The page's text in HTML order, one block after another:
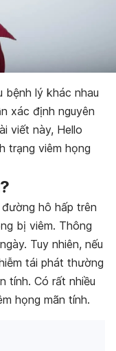
bệnh lý khác nhau
xác định nguyên
viết này, Hello
trạng viêm họng
hô hấp trên
bị viêm. Thông
Tuy nhiên, nếu
tái phát thường
tính. Có rất nhiều
họng mãn tính.